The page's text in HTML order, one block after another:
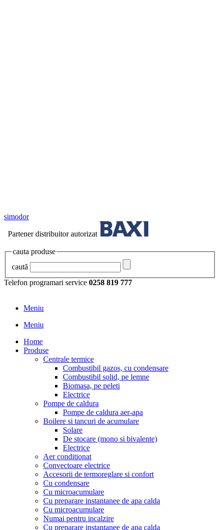
simodor
Partener distribuitor autorizat
cauta produse
caută
Telefon programari service 0258 819 777
Meniu
Meniu
Home
Produse
Centrale termice
Combustibil gazos, cu condensare
Combustibil solid, pe lemne
Biomasa, pe peleti
Electrice
Pompe de caldura
Pompe de caldura aer-apa
Boilere si tancuri de acumulare
Solare
De stocare (mono si bivalente)
Electrice
Aer conditionat
Convectoare electrice
Accesorii de termoreglare si confort
Cu condensare
Cu microacumulare
Cu preparare instantanee de apa calda
Cu microacumulare
Numai pentru incalzire
Cu preparare instantanee de apa calda